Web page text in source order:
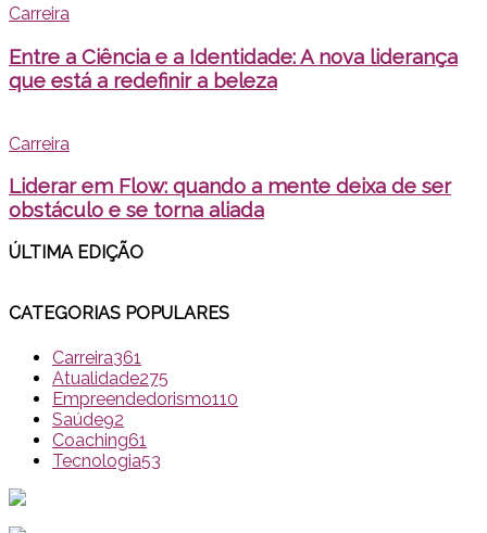
Carreira
Entre a Ciência e a Identidade: A nova liderança
que está a redefinir a beleza
Carreira
Liderar em Flow: quando a mente deixa de ser
obstáculo e se torna aliada
ÚLTIMA EDIÇÃO
CATEGORIAS POPULARES
Carreira361
Atualidade275
Empreendedorismo110
Saúde92
Coaching61
Tecnologia53